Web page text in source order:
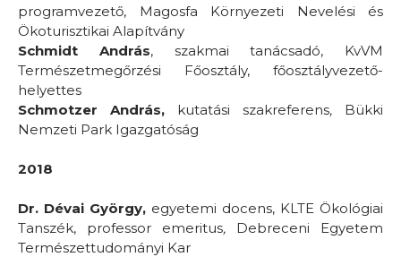
programvezető, Magosfa Környezeti Nevelési és
Ökoturisztikai Alapítvány
Schmidt András, szakmai tanácsadó, KvVM
Természetmegőrzési Főosztály, főosztályvezető-
helyettes
Schmotzer András, kutatási szakreferens, Bükki
Nemzeti Park Igazgatóság
2018
Dr. Dévai György, egyetemi docens, KLTE Ökológiai
Tanszék, professor emeritus, Debreceni Egyetem
Természettudományi Kar